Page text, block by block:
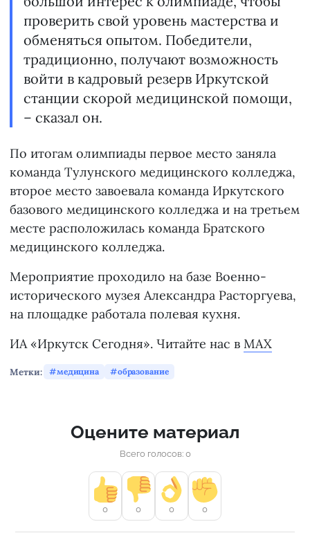
проверить свой уровень мастерства и
обменяться опытом. Победители,
традиционно, получают возможность
войти в кадровый резерв Иркутской
станции скорой медицинской помощи,
– сказал он.
По итогам олимпиады первое место заняла
команда Тулунского медицинского колледжа,
второе место завоевала команда Иркутского
базового медицинского колледжа и на третьем
месте расположилась команда Братского
медицинского колледжа.
Мероприятие проходило на базе Военно-
исторического музея Александра Расторгуева,
на площадке работала полевая кухня.
ИА «Иркутск Сегодня». Читайте нас в MAX
Метки: медицина образование
Оцените материал
Всего голосов: 0
0 0 0 0